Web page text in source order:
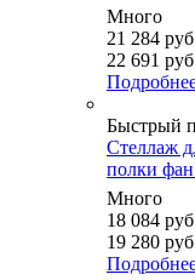
Много
21 284
22 691
Быстрый
Стеллаж
полки
Много
18 084
19 280